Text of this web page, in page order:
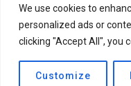
We use cookies to
personalized ads or
clicking "Accept All", you
Customize
RÉSEAUX SOCIAUX